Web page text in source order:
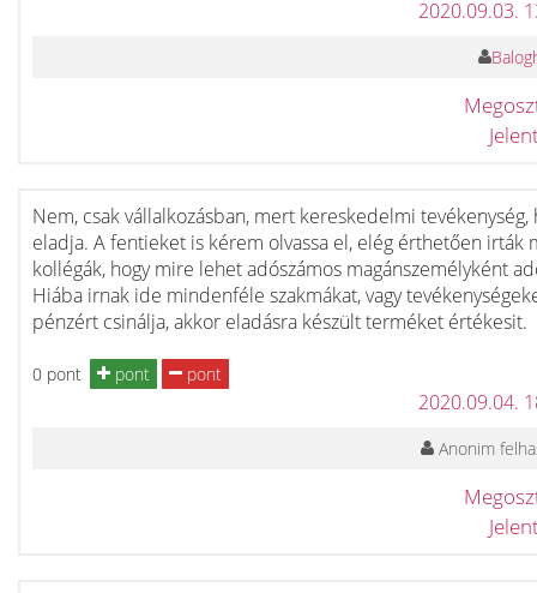
2020.09.03.
Nem, csak vállalkozásban, mert kereskedelmi tevékenység,
eladja. A fentieket is kérem olvassa el, elég érthetően irták
kollégák, hogy mire lehet adószámos magánszemélyként
Hiába irnak ide mindenféle szakmákat, vagy
pénzért csinálja, akkor eladásra készült terméket értékesit.
0 pont pont pont
2020.09.04.
Anonim